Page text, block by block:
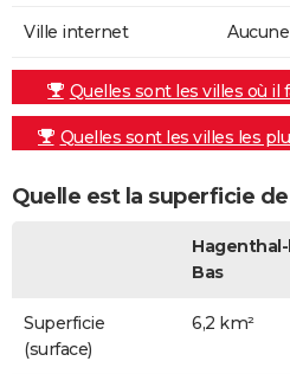
Ville internet
Quelles sont les villes où il
Quelles sont les villes les
Quelle est la superficie
Bas
Superficie
(surface)
6,2 km²